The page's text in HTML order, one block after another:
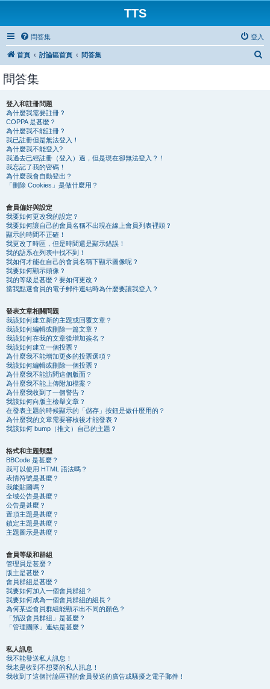
TTS
問答集 登入
首頁 討論區首頁 問答集
問答集
登入和註冊問題
為什麼我需要註冊？
COPPA 是甚麼？
為什麼我不能註冊？
我已註冊但是無法登入！
為什麼我不能登入?
我過去已經註冊（登入）過，但是現在卻無法登入？！
我忘記了我的密碼！
為什麼我會自動登出？
「刪除 Cookies」是做什麼用？
會員偏好與設定
我要如何更改我的設定？
我要如何讓自己的會員名稱不出現在線上會員列表裡頭？
顯示的時間不正確！
我更改了時區，但是時間還是顯示錯誤！
我的語系在列表中找不到！
我如何才能在自己的會員名稱下顯示圖像呢？
我要如何顯示頭像？
我的等級是甚麼？要如何更改？
當我點選會員的電子郵件連結時為什麼要讓我登入？
發表文章相關問題
我該如何建立新的主題或回覆文章？
我該如何編輯或刪除一篇文章？
我該如何在我的文章後增加簽名？
我該如何建立一個投票？
為什麼我不能增加更多的投票選項？
我該如何編輯或刪除一個投票？
為什麼我不能訪問這個版面？
為什麼我不能上傳附加檔案？
為什麼我收到了一個警告？
我該如何向版主檢舉文章？
在發表主題的時候顯示的「儲存」按鈕是做什麼用的？
為什麼我的文章需要審核後才能發表？
我該如何 bump（推文）自己的主題？
格式和主題類型
BBCode 是甚麼？
我可以使用 HTML 語法嗎？
表情符號是甚麼？
我能貼圖嗎？
全域公告是甚麼？
公告是甚麼？
置頂主題是甚麼？
鎖定主題是甚麼？
主題圖示是甚麼？
會員等級和群組
管理員是甚麼？
版主是甚麼？
會員群組是甚麼？
我要如何加入一個會員群組？
我要如何成為一個會員群組的組長？
為何某些會員群組能顯示出不同的顏色？
「預設會員群組」是甚麼？
「管理團隊」連結是甚麼？
私人訊息
我不能發送私人訊息！
我老是收到不想要的私人訊息！
我收到了這個討論區裡的會員發送的廣告或騷擾之電子郵件！